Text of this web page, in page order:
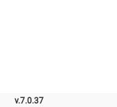
v.7.0.37